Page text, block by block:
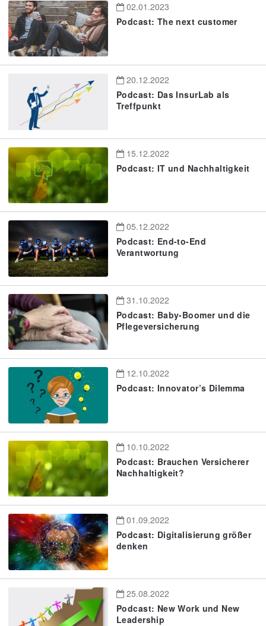
02.01.2023
Podcast: The next customer
20.12.2022
Podcast: Das InsurLab als
Treffpunkt
15.12.2022
Podcast: IT und Nachhaltigkeit
05.12.2022
Podcast: End-to-End
Verantwortung
31.10.2022
Podcast: Baby-Boomer und die
Pflegeversicherung
12.10.2022
Podcast: Innovator’s Dilemma
10.10.2022
Podcast: Brauchen Versicherer
Nachhaltigkeit?
01.09.2022
Podcast: Digitalisierung größer
denken
25.08.2022
Podcast: New Work und New
Leadership